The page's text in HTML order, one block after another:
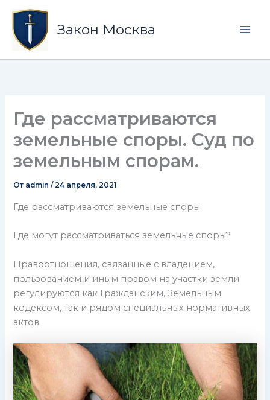
Перейти
содержимомуЗакон Москва
Где рассматриваются
земельные споры. Суд по
земельным спорам.
От admin/ 24 апреля, 2021
Где рассматриваются земельные споры
Где могут рассматриваться земельные споры?
Правоотношения, связанные с владением,
пользованием и иным правом на участки земли
регулируются как Гражданским, Земельным
кодексом, так и рядом специальных нормативных
актов.